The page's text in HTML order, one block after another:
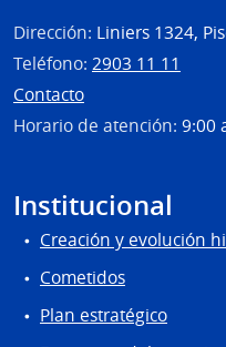
Dirección: Liniers 1324,
Teléfono: 2903 11 11
Contacto
Horario de atención: 9:00
Institucional
Creación y evolución
Cometidos
Plan estratégico